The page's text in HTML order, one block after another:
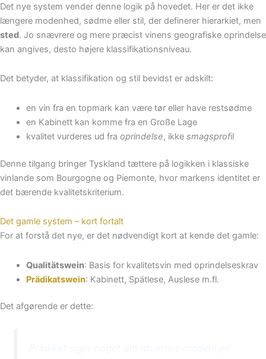
Det nye system vender denne logik på hovedet. Her er det ikke
længere modenhed, sødme eller stil, der definerer hierarkiet, men
sted. Jo snævrere og mere præcist vinens geografiske oprindelse
kan angives, desto højere klassifikationsniveau.
Det betyder, at klassifikation og stil bevidst er adskilt:
en vin fra en topmark kan være tør eller have restsødme
en Kabinett kan komme fra en Große Lage
kvalitet vurderes ud fra oprindelse, ikke smagsprofil
Denne tilgang bringer Tyskland tættere på logikken i klassiske
vinlande som Bourgogne og Piemonte, hvor markens identitet er
det bærende kvalitetskriterium.
Det gamle system – kort fortalt
For at forstå det nye, er det nødvendigt kort at kende det gamle:
Qualitätswein: Basis for kvalitetsvin med oprindelseskrav
Prädikatswein: Kabinett, Spätlese, Auslese m.fl.
Det afgørende er dette: